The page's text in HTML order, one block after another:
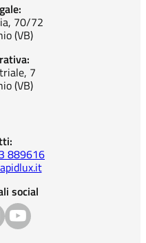
70/72
(VB)
7
(VB)
889616
social